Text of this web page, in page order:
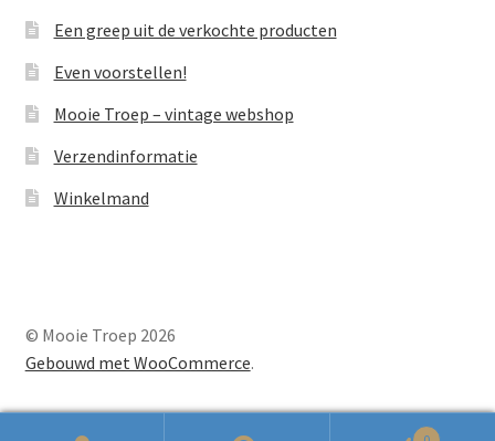
Een greep uit de verkochte producten
Even voorstellen!
Mooie Troep – vintage webshop
Verzendinformatie
Winkelmand
© Mooie Troep 2026
Gebouwd met WooCommerce.